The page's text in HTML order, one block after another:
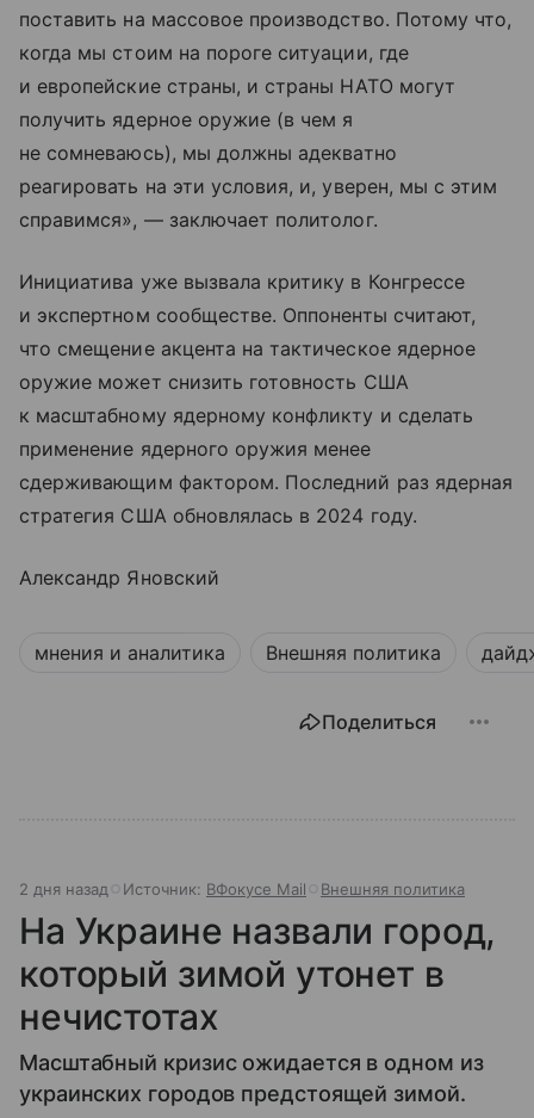
поставить на массовое производство. Потому что,
когда мы стоим на пороге ситуации, где
и европейские страны, и страны НАТО могут
получить ядерное оружие (в чем я
не сомневаюсь), мы должны адекватно
реагировать на эти условия, и, уверен, мы с этим
справимся», — заключает политолог.
Инициатива уже вызвала критику в Конгрессе
и экспертном сообществе. Оппоненты считают,
что смещение акцента на тактическое ядерное
оружие может снизить готовность США
к масштабному ядерному конфликту и сделать
применение ядерного оружия менее
сдерживающим фактором. Последний раз ядерная
стратегия США обновлялась в 2024 году.
Александр Яновский
мнения и аналитика Внешняя политика
Поделиться
2 дня назад Источник: ВФокусе Mail Внешняя политика
На Украине назвали город,
который зимой утонет в
нечистотах
Масштабный кризис ожидается в одном из
украинских городов предстоящей зимой.